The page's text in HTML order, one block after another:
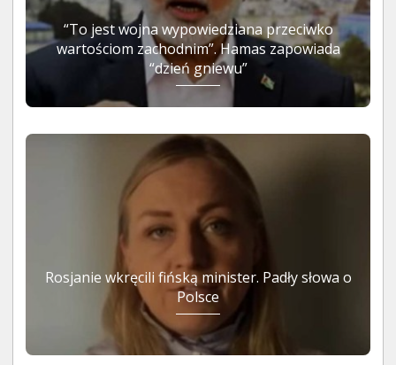
“To jest wojna wypowiedziana przeciwko
wartościom zachodnim”. Hamas zapowiada
“dzień gniewu”
Rosjanie wkręcili fińską minister. Padły słowa o
Polsce